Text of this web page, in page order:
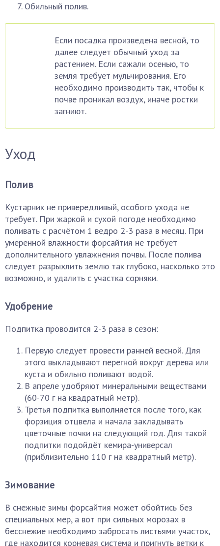
Обильный полив.
Если посадка произведена весной, то
далее следует обычный уход за
растением. Если сажали осенью, то
земля требует мульчирования. Его
необходимо производить так, чтобы к
почве проникал воздух, иначе ростки
загниют.
Уход
Полив
Кустарник не привередливый, особого ухода не
требует. При жаркой и сухой погоде необходимо
поливать с расчётом 1 ведро 2-3 раза в месяц. При
умеренной влажности форсайтия не требует
дополнительного увлажнения почвы. После полива
следует разрыхлить землю так глубоко, насколько это
возможно, и удалить с участка сорняки.
Удобрение
Подпитка проводится 2-3 раза в сезон:
Первую следует провести ранней весной. Для
этого выкладывают перегной вокруг дерева или
куста и обильно поливают водой.
В апреле удобряют минеральными веществами
(60-70 г на квадратный метр).
Третья подпитка выполняется после того, как
форзиция отцвела и начала закладывать
цветочные почки на следующий год. Для такой
подпитки подойдёт кемира-универсал
(приблизительно 110 г на квадратный метр).
Зимование
В снежные зимы форсайтия может обойтись без
специальных мер, а вот при сильных морозах в
бесснежие необходимо забросать листьями участок,
где находится корневая система и пригнуть ветки к